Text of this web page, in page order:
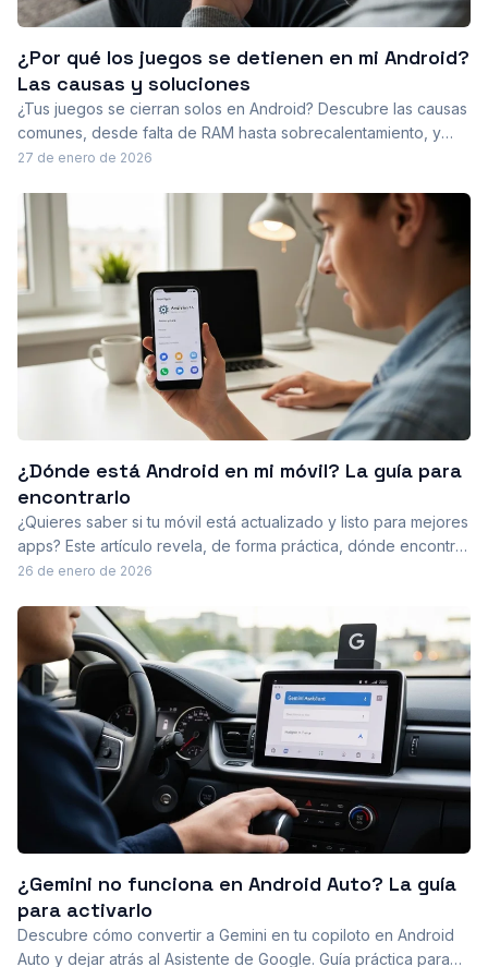
¿Por qué los juegos se detienen en mi Android?
Las causas y soluciones
¿Tus juegos se cierran solos en Android? Descubre las causas
comunes, desde falta de RAM hasta sobrecalentamiento, y
aprende soluciones rápidas y efectivas para estabilizar el
interrupciones.
27 de enero de 2026
¿Dónde está Android en mi móvil? La guía para
encontrarlo
¿Quieres saber si tu móvil está actualizado y listo para mejores
apps? Este artículo revela, de forma práctica, dónde encontrar
la versión de Android, qué otros datos revisar en Acerca del
26 de enero de 2026
¿Gemini no funciona en Android Auto? La guía
para activarlo
Descubre cómo convertir a Gemini en tu copiloto en Android
Auto y dejar atrás al Asistente de Google. Guía práctica para